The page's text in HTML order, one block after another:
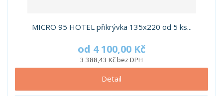
MICRO 95 HOTEL přikrývka 135x220 od 5 ks...
od 4 100,00 Kč
3 388,43 Kč bez DPH
Detail